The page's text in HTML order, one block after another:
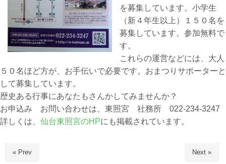
を募集しています。小学生
（新４年生以上）１５０名を
募集しています。参加無料で
す。
これらの運営などには、大人
５０名ほど方が、お手伝いで必要です。おまつりサポーターと
して募集しています。
歴史ある行事にあなたもさんかしてみませんか？
お申込み お問い合わせは、東照宮 社務所 022-234-3247
詳しくは、 仙台東照宮のHPにも掲載されています。
« Prev Next »